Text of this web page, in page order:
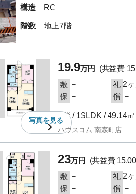
構造 RC
階数 地上7階
写真を見る
19.9万円
(共益費
敷 － 礼 2ヶ
保 － 償 －
2階 / 1SLDK / 49.14㎡
ハウスコム 南森町店
23万円
(共益費
敷 － 礼 2ヶ
保 － 償 －